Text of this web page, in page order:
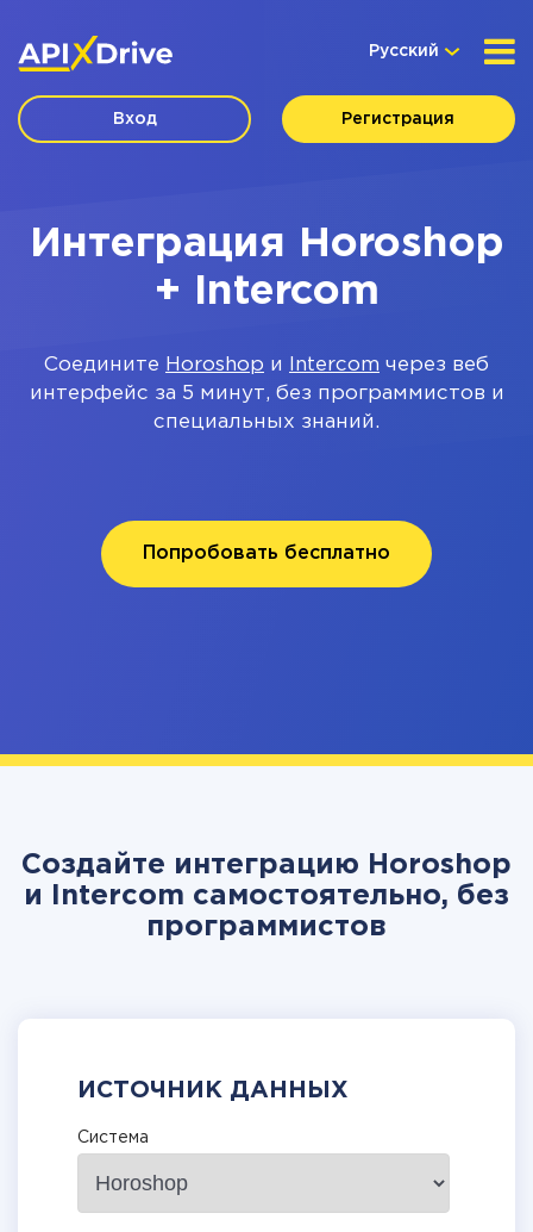
Русский
Вход Регистрация
Интеграция Horoshop
+ Intercom
Соедините Horoshop и Intercom через веб
интерфейс за 5 минут, без программистов и
специальных знаний.
Попробовать бесплатно
Создайте интеграцию Horoshop
и Intercom самостоятельно, без
программистов
ИСТОЧНИК ДАННЫХ
Система